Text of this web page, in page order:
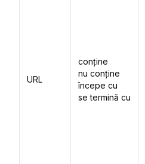
URL
conține
nu conține
începe cu
se termină cu